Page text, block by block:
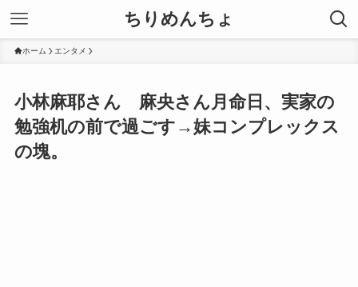
ちりめんちょ
ホーム エンタメ
小林麻耶さん 麻央さん月命日、実家の
勉強机の前で過ごす→妹コンプレックス
の塊。